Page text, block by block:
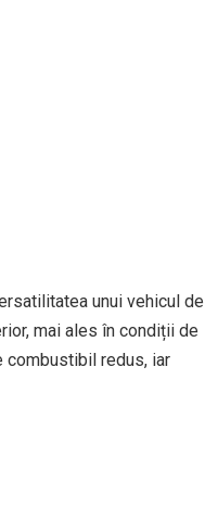
unui vehicul de
mai ales în condiții de
combustibil redus, iar